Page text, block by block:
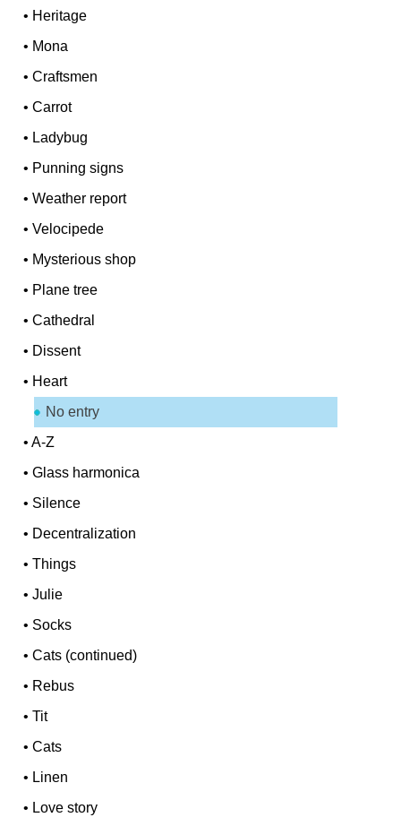
• Heritage
• Mona
•Craftsmen
•Carrot
• Ladybug
• Punning signs
•Weather report
•Velocipede
• Mysterious shop
• Plane tree
•Cathedral
• Dissent
• Heart
No entry
•A-Z
•Glass harmonica
• Silence
• Decentralization
•Things
•Julie
• Socks
•Cats (continued)
• Rebus
•Tit
•Cats
• Linen
• Love story